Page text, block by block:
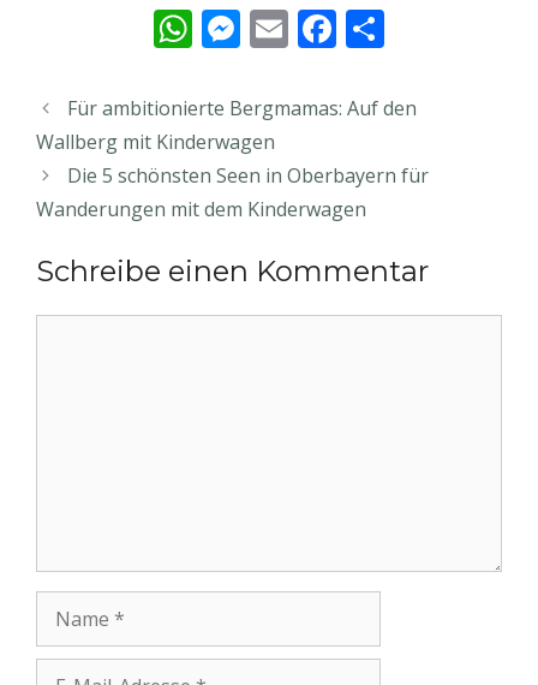
W
h
at
s
A
p
p
M
e
ss
e
n
g
er
E
m
ai
F
ac
e
o
o
k
le
Für ambitionierte Bergmamas: Auf den
Wallberg mit Kinderwagen
Die 5 schönsten Seen in Oberbayern für
Wanderungen mit dem Kinderwagen
Schreibe einen Kommentar